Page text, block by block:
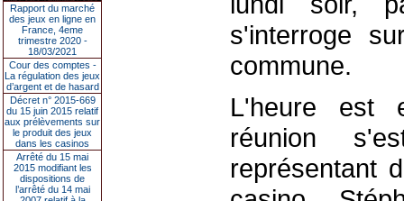
Rapport du marché
des jeux en ligne en
France, 4eme
trimestre 2020 -
18/03/2021
Cour des comptes -
La régulation des jeux
d’argent et de hasard
Décret n° 2015-669
du 15 juin 2015 relatif
aux prélèvements sur
le produit des jeux
dans les casinos
Arrêté du 15 mai
2015 modifiant les
dispositions de
l’arrêté du 14 mai
s'interroge
commune.
L'heure est
réunion
représentant